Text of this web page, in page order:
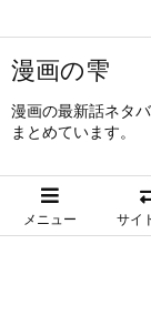
漫画の雫
漫画の最新話ネタ
まとめています。
メニュー サイ